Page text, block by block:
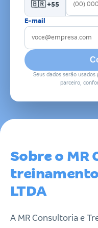
🇧🇷 +55
E-mail
Seus dados serão
parceiro,
Sobre o MR
LTDA
A MR Consultoria e